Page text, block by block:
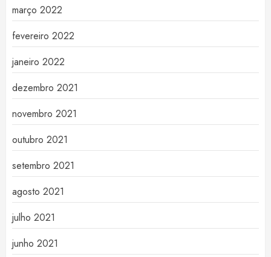
março 2022
fevereiro 2022
janeiro 2022
dezembro 2021
novembro 2021
outubro 2021
setembro 2021
agosto 2021
julho 2021
junho 2021